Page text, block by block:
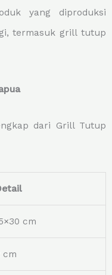
yang diproduksi
termasuk grill tutup
dari Grill Tutup
cm
cm